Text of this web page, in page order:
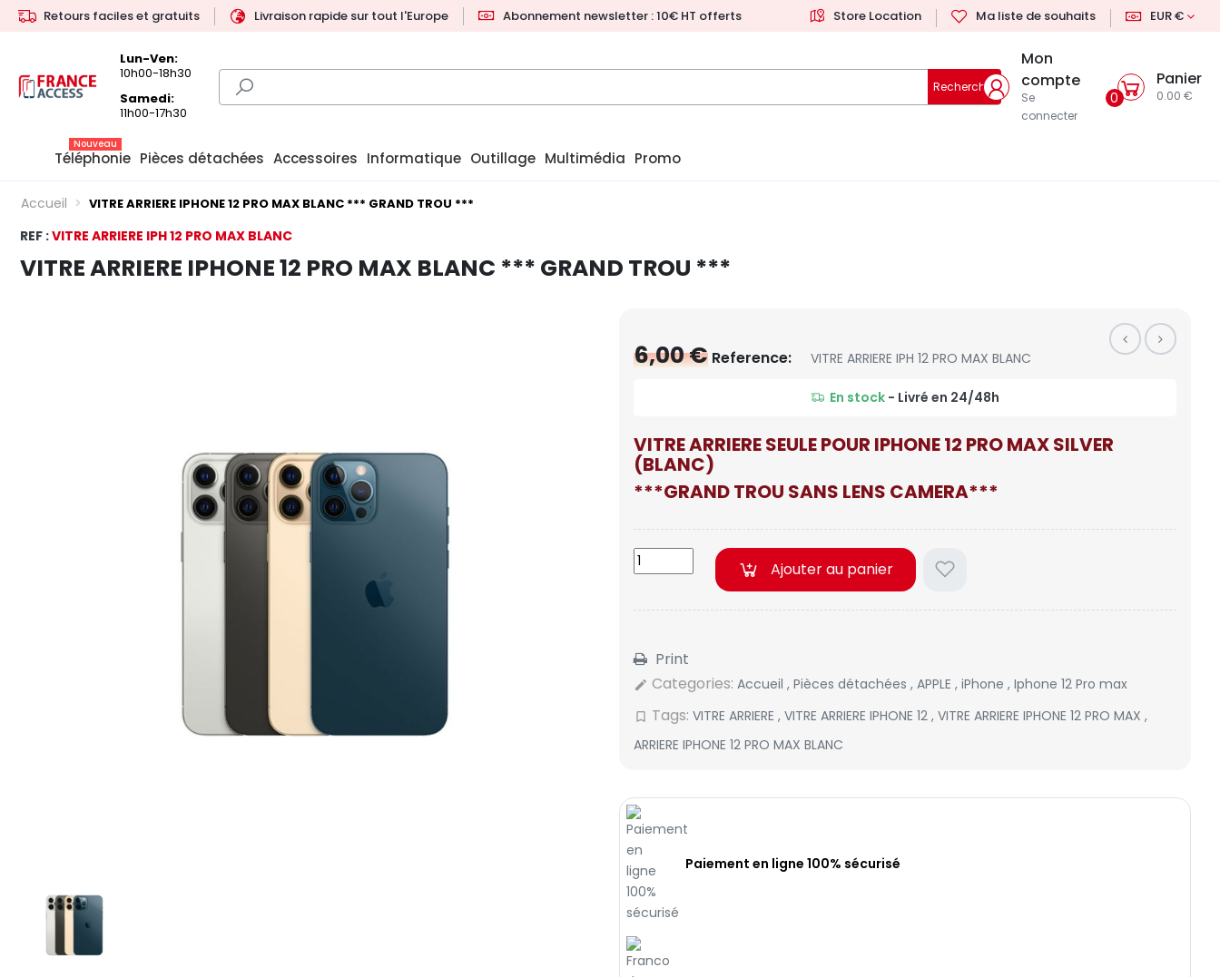
Retours faciles et gratuits Livraison rapide sur tout l'Europe Abonnement newsletter : 10€ HT offerts Store Location Ma liste de souhaits EUR €
Lun-Ven:
10h00-18h30
Samedi:
11h00-17h30
Rechercher
Mon
compte
Se
connecter
0
Panier
0.00 €
Téléphonie
Nouveau
Pièces détachées Accessoires Informatique Outillage Multimédia Promo
Accueil VITRE ARRIERE IPHONE 12 PRO MAX BLANC *** GRAND TROU ***
REF :VITRE ARRIERE IPH 12 PRO MAX BLANC
VITRE ARRIERE IPHONE 12 PRO MAX BLANC *** GRAND TROU ***
6,00 € Reference: VITRE ARRIERE IPH 12 PRO MAX BLANC
En stock - Livré en 24/48h
VITRE ARRIERE SEULE POUR IPHONE 12 PRO MAX SILVER
(BLANC)
***GRAND TROU SANS LENS CAMERA***
Ajouter au panier
Print
edit Categories: Accueil , Pièces détachées , APPLE , iPhone , Iphone 12 Pro max
bookmark_border Tags: VITRE ARRIERE , VITRE ARRIERE IPHONE 12 , VITRE ARRIERE IPHONE 12 PRO MAX ,
ARRIERE IPHONE 12 PRO MAX BLANC
Paiement en ligne 100% sécurisé